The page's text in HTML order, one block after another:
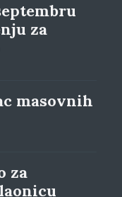
za
masovnih
za